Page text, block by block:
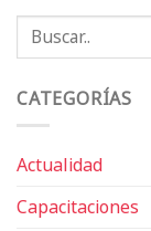
CATEGORÍAS
Actualidad
Capacitaciones